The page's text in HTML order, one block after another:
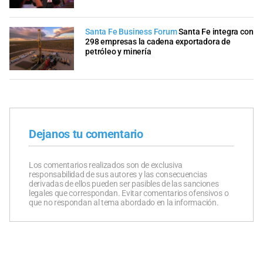
Santa Fe Business ForumSanta Fe integra con
298 empresas la cadena exportadora de
petróleo y minería
Dejanos tu comentario
Los comentarios realizados son de exclusiva
responsabilidad de sus autores y las consecuencias
derivadas de ellos pueden ser pasibles de las sanciones
legales que correspondan. Evitar comentarios ofensivos o
que no respondan al tema abordado en la información.